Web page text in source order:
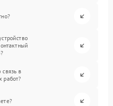
в
работ?